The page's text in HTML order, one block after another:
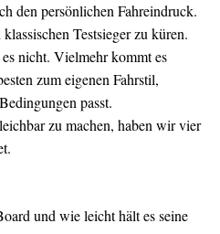
den persönlichen Fahreindruck.
Testsieger zu küren.
nicht. Vielmehr kommt es
zum eigenen Fahrstil,
passt.
zu machen, haben wir vier
und wie leicht hält es seine